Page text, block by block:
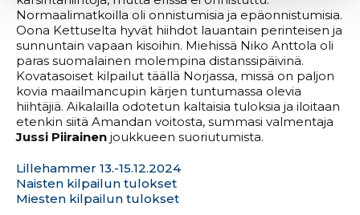
Normaalimatkoilla oli onnistumisia ja epäonnistumisia.
Oona Kettuselta hyvät hiihdot lauantain perinteisen ja
sunnuntain vapaan kisoihin. Miehissä Niko Anttola oli
paras suomalainen molempina distanssipäivinä.
Kovatasoiset kilpailut täällä Norjassa, missä on paljon
kovia maailmancupin kärjen tuntumassa olevia
hiihtäjiä. Aikalailla odotetun kaltaisia tuloksia ja iloitaan
etenkin siitä Amandan voitosta, summasi valmentaja
Jussi Piirainen joukkueen suoriutumista.
Lillehammer 13.-15.12.2024
Naisten kilpailun tulokset
Miesten kilpailun tulokset